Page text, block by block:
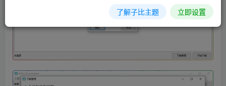
了解子比主题 立即设置